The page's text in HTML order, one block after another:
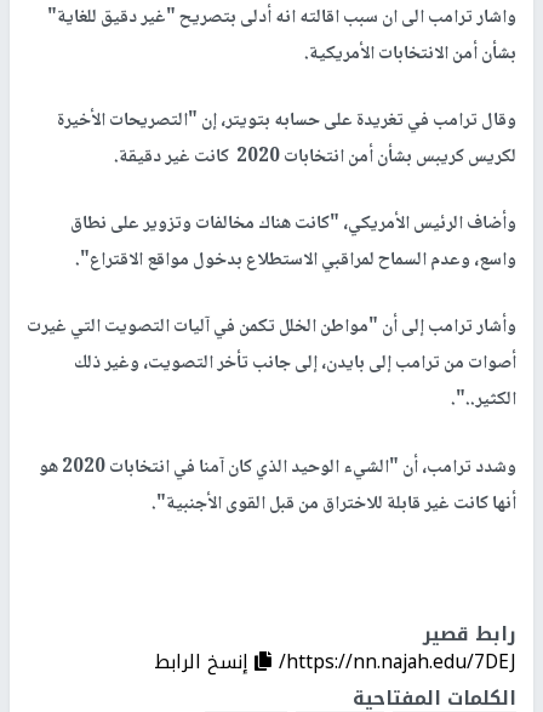
واشار ترامب الى ان سبب اقالته انه أدلى بتصريح "غير دقيق للغاية"
بشأن أمن الانتخابات الأمريكية.
وقال ترامب في تغريدة على حسابه بتويتر، إن "التصريحات الأخيرة
لكريس كريبس بشأن أمن انتخابات 2020 كانت غير دقيقة.
وأضاف الرئيس الأمريكي، "كانت هناك مخالفات وتزوير على نطاق
واسع، وعدم السماح لمراقبي الاستطلاع بدخول مواقع الاقتراع".
وأشار ترامب إلى أن "مواطن الخلل تكمن في آليات التصويت التي غيرت
أصوات من ترامب إلى بايدن، إلى جانب تأخر التصويت، وغير ذلك
الكثير..".
وشدد ترامب، أن "الشيء الوحيد الذي كان آمنا في انتخابات 2020 هو
أنها كانت غير قابلة للاختراق من قبل القوى الأجنبية".
رابط قصير
https://nn.najah.edu/7DEJ/
إنسخ الرابط
الكلمات المفتاحية